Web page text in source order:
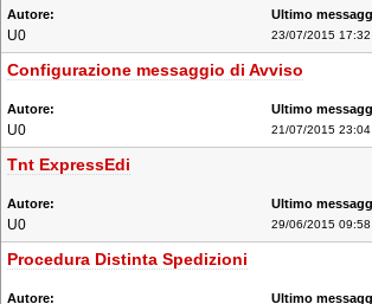
U0 23/07/2015 17:32
Configurazione messaggio di Avviso
U0 21/07/2015 23:04
Tnt ExpressEdi
U0 29/06/2015 09:58
Procedura Distinta Spedizioni